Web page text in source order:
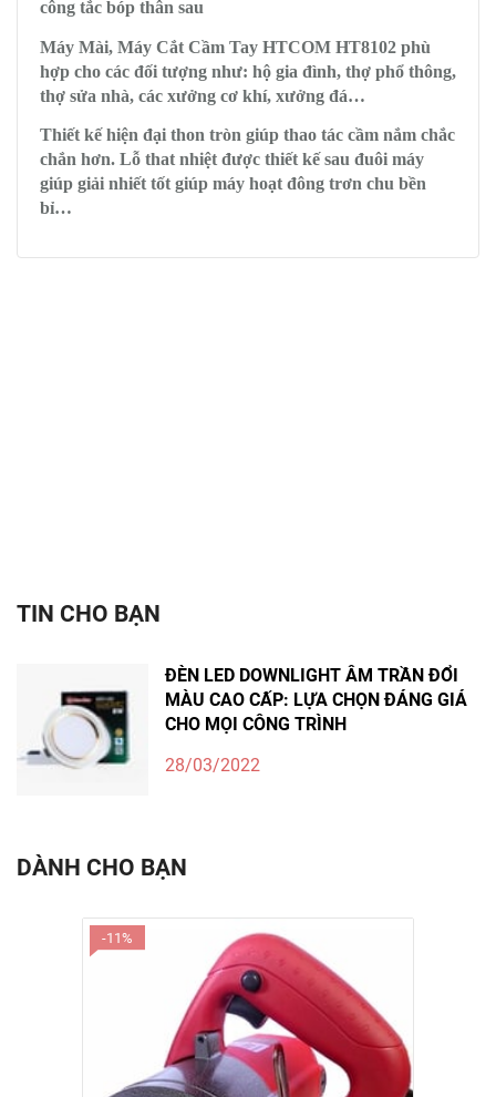
công tắc bóp thân sau
Máy Mài, Máy Cắt Cầm Tay HTCOM HT8102 phù
hợp cho các đối tượng như: hộ gia đình, thợ phổ thông,
thợ sửa nhà, các xưởng cơ khí, xưởng đá…
Thiết kế hiện đại thon tròn giúp thao tác cầm nắm chắc
chắn hơn. Lỗ that nhiệt được thiết kế sau đuôi máy
giúp giải nhiết tốt giúp máy hoạt đông trơn chu bền
bỉ…
TIN CHO BẠN
ĐÈN LED DOWNLIGHT ÂM TRẦN ĐỔI
MÀU CAO CẤP: LỰA CHỌN ĐÁNG GIÁ
CHO MỌI CÔNG TRÌNH
28/03/2022
DÀNH CHO BẠN
-11%